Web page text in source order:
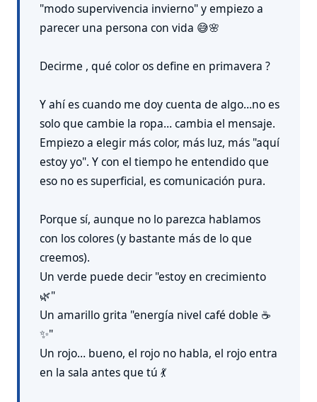
"modo supervivencia invierno" y empiezo a
parecer una persona con vida 😅🌸
Decirme , qué color os define en primavera ?
Y ahí es cuando me doy cuenta de algo…no es
solo que cambie la ropa… cambia el mensaje.
Empiezo a elegir más color, más luz, más "aquí
estoy yo". Y con el tiempo he entendido que
eso no es superficial, es comunicación pura.
Porque sí, aunque no lo parezca hablamos
con los colores (y bastante más de lo que
creemos).
Un verde puede decir "estoy en crecimiento
🌿"
Un amarillo grita "energía nivel café doble ☕
✨"
Un rojo… bueno, el rojo no habla, el rojo entra
en la sala antes que tú 💃